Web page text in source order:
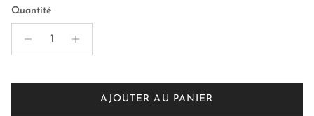
Quantité
AJOUTER AU PANIER